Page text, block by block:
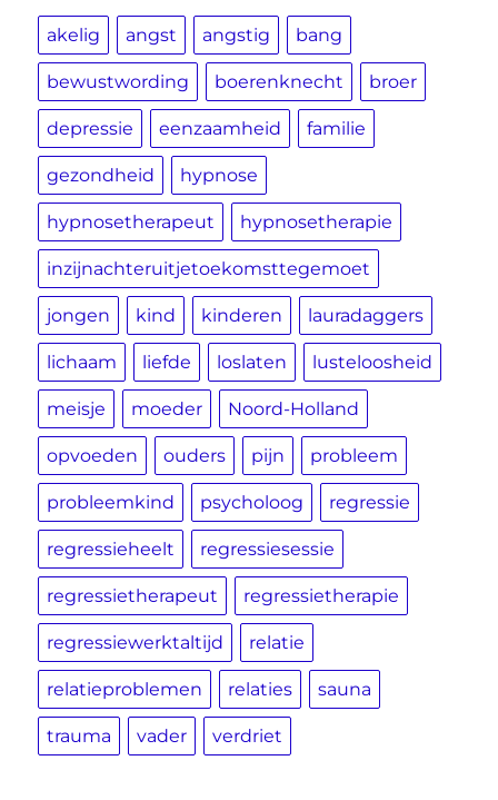
akelig angst angstig bang
bewustwording boerenknecht broer
depressie eenzaamheid familie
gezondheid hypnose
hypnosetherapeut hypnosetherapie
inzijnachteruitjetoekomsttegemoet
jongen kind kinderen lauradaggers
lichaam liefde loslaten lusteloosheid
meisje moeder Noord-Holland
opvoeden ouders pijn probleem
probleemkind psycholoog regressie
regressieheelt regressiesessie
regressietherapeut regressietherapie
regressiewerktaltijd relatie
relatieproblemen relaties sauna
trauma vader verdriet